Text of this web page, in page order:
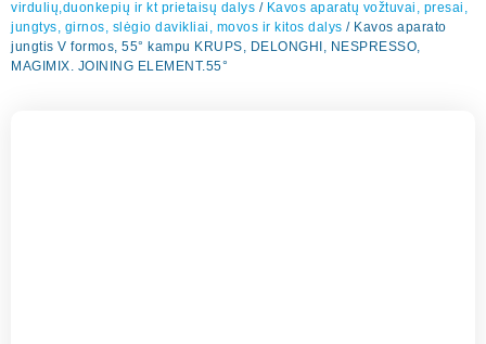
virdulių,duonkepių ir kt prietaisų dalys / Kavos aparatų vožtuvai, presai,
jungtys, girnos, slėgio davikliai, movos ir kitos dalys / Kavos aparato
jungtis V formos, 55° kampu KRUPS, DELONGHI, NESPRESSO,
MAGIMIX. JOINING ELEMENT.55°